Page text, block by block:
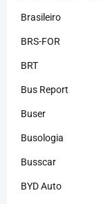
Brasileiro
BRS-FOR
BRT
Bus Report
Buser
Busologia
Busscar
BYD Auto